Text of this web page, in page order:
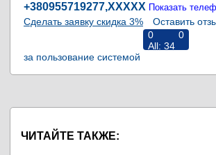
+380955719277,XXXXX Показать
Сделать заявку скидка 3% Оставить
за пользование системой
0
0
All: 34
ЧИТАЙТЕ ТАКЖЕ: